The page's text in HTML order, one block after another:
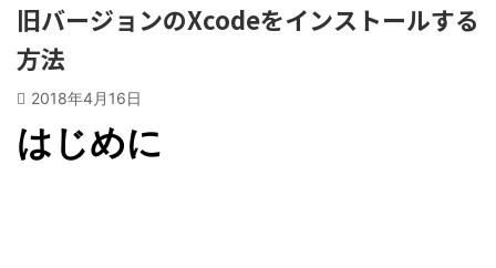
旧バージョンのXcodeをインストールする
方法
2018年4月16日
はじめに